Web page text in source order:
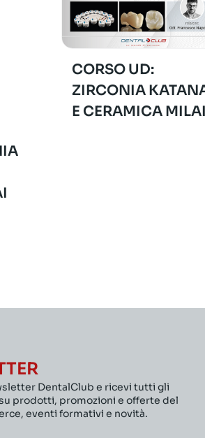
CORSO UD:
ZIRCONIA
E CERAMICA MILAI
DentalClub e ricevi tutti gli
prodotti, promozioni e offerte del
eventi formativi e novità.